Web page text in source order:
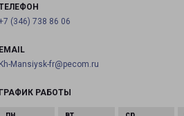
(346) 738 86 06
Mansiysk-fr@pecom.ru
РАБОТЫ